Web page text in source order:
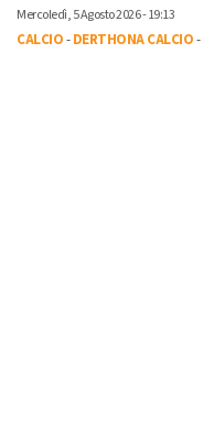
Mercoledì, 5 Agosto 2026 - 19:13
CALCIO-DERTHONA CALCIO-